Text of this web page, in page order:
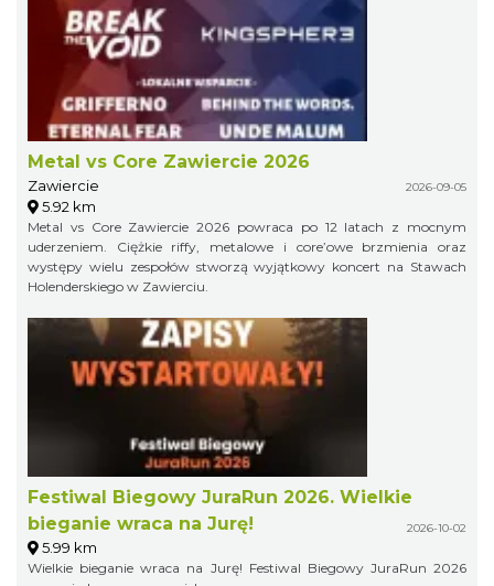
Metal vs Core Zawiercie 2026
Zawiercie 2026-09-05
5.92 km
Metal vs Core Zawiercie 2026 powraca po 12 latach z mocnym
uderzeniem. Ciężkie riffy, metalowe i core’owe brzmienia oraz
występy wielu zespołów stworzą wyjątkowy koncert na Stawach
Holenderskiego w Zawierciu.
Festiwal Biegowy JuraRun 2026. Wielkie
bieganie wraca na Jurę!
2026-10-02
5.99 km
Wielkie bieganie wraca na Jurę! Festiwal Biegowy JuraRun 2026